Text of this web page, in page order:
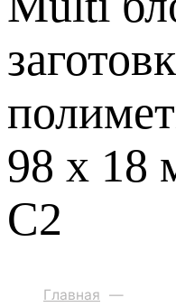
98 х 18
C2
Главная —